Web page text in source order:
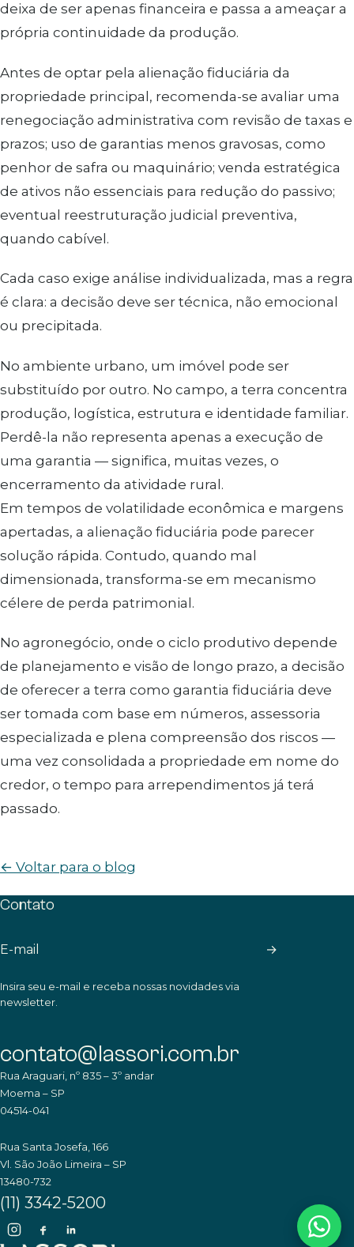
deixa de ser apenas financeira e passa a ameaçar a
própria continuidade da produção.
Antes de optar pela alienação fiduciária da
propriedade principal, recomenda-se avaliar uma
renegociação administrativa com revisão de taxas e
prazos; uso de garantias menos gravosas, como
penhor de safra ou maquinário; venda estratégica
de ativos não essenciais para redução do passivo;
eventual reestruturação judicial preventiva,
quando cabível.
Cada caso exige análise individualizada, mas a regra
é clara: a decisão deve ser técnica, não emocional
ou precipitada.
No ambiente urbano, um imóvel pode ser
substituído por outro. No campo, a terra concentra
produção, logística, estrutura e identidade familiar.
Perdê-la não representa apenas a execução de
uma garantia — significa, muitas vezes, o
encerramento da atividade rural.
Em tempos de volatilidade econômica e margens
apertadas, a alienação fiduciária pode parecer
solução rápida. Contudo, quando mal
dimensionada, transforma-se em mecanismo
célere de perda patrimonial.
No agronegócio, onde o ciclo produtivo depende
de planejamento e visão de longo prazo, a decisão
de oferecer a terra como garantia fiduciária deve
ser tomada com base em números, assessoria
especializada e plena compreensão dos riscos —
uma vez consolidada a propriedade em nome do
credor, o tempo para arrependimentos já terá
passado.
← Voltar para o blog
Contato
→
Insira seu e-mail e receba nossas novidades via
newsletter.
contato@lassori.com.br
Rua Araguari, nº 835 – 3º andar
Moema – SP
04514-041
Rua Santa Josefa, 166
Vl. São João Limeira – SP
13480-732
(11) 3342-5200